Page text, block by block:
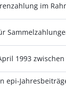
im
1993
epi-